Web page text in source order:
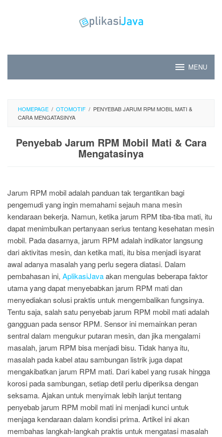
MENU
HOMEPAGE / OTOMOTIF / PENYEBAB JARUM RPM MOBIL MATI &
CARA MENGATASINYA
Penyebab Jarum RPM Mobil Mati & Cara
Mengatasinya
Jarum RPM mobil adalah panduan tak tergantikan bagi
pengemudi yang ingin memahami sejauh mana mesin
kendaraan bekerja. Namun, ketika jarum RPM tiba-tiba mati, itu
dapat menimbulkan pertanyaan serius tentang kesehatan mesin
mobil. Pada dasarnya, jarum RPM adalah indikator langsung
dari aktivitas mesin, dan ketika mati, itu bisa menjadi isyarat
awal adanya masalah yang perlu segera diatasi. Dalam
pembahasan ini, AplikasiJavaakan mengulas beberapa faktor
utama yang dapat menyebabkan jarum RPM mati dan
menyediakan solusi praktis untuk mengembalikan fungsinya.
Tentu saja, salah satu penyebab jarum RPM mobil mati adalah
gangguan pada sensor RPM. Sensor ini memainkan peran
sentral dalam mengukur putaran mesin, dan jika mengalami
masalah, jarum RPM bisa menjadi bisu. Tidak hanya itu,
masalah pada kabel atau sambungan listrik juga dapat
mengakibatkan jarum RPM mati. Dari kabel yang rusak hingga
korosi pada sambungan, setiap detil perlu diperiksa dengan
seksama. Ajakan untuk menyimak lebih lanjut tentang
penyebab jarum RPM mobil mati ini menjadi kunci untuk
menjaga kendaraan dalam kondisi prima. Artikel ini akan
membahas langkah-langkah praktis untuk mengatasi masalah